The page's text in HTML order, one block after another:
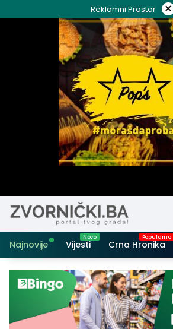
to
Reklamni Prostor ×
Najnovije Vijesti Crna Hronika